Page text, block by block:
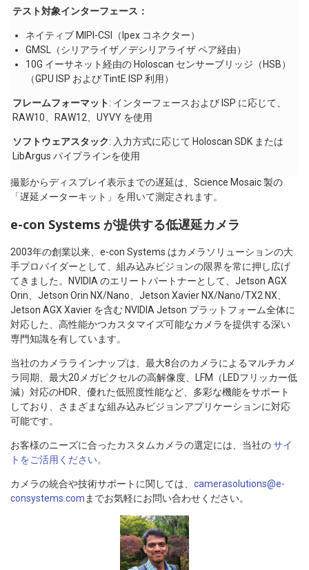
テスト対象インターフェース：
ネイティブ MIPI-CSI（Ipex コネクター）
GMSL（シリアライザ／デシリアライザ ペア経由）
10G イーサネット経由の Holoscan センサーブリッジ（HSB）
（GPU ISP および TintE ISP 利用）
フレームフォーマット: インターフェースおよび ISP に応じて、
RAW10、RAW12、UYVY を使用
ソフトウェアスタック: 入力方式に応じて Holoscan SDK または
LibArgus パイプラインを使用
撮影からディスプレイ表示までの遅延は、Science Mosaic 製の
「遅延メーターキット」を用いて測定されます。
e-con Systems が提供する低遅延カメラ
2003年の創業以来、e-con Systems はカメラソリューションの大
手プロバイダーとして、組み込みビジョンの限界を常に押し広げ
てきました。NVIDIA のエリートパートナーとして、Jetson AGX
Orin、Jetson Orin NX/Nano、Jetson Xavier NX/Nano/TX2 NX、
Jetson AGX Xavier を含む NVIDIA Jetson プラットフォーム全体に
対応した、高性能かつカスタマイズ可能なカメラを提供する深い
専門知識を有しています。
当社のカメララインナップは、最大8台のカメラによるマルチカメ
ラ同期、最大20メガピクセルの高解像度、LFM（LEDフリッカー低
減）対応のHDR、優れた低照度性能など、多彩な機能をサポート
しており、さまざまな組み込みビジョンアプリケーションに対応
可能です。
お客様のニーズに合ったカスタムカメラの選定には、当社のサイ
トをご活用ください。
カメラの統合や技術サポートに関しては、 camerasolutions@e-
consystems.com までお気軽にお問い合わせください。